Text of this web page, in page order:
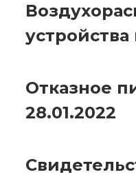
Отказное
28.01.2022